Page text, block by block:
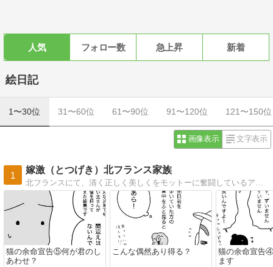
人気 フォロー数 急上昇 新着
絵日記
1〜30位 31〜60位 61〜90位 91〜120位 121〜150位
画像表示 文字表示
1
嫁激（とつげき）北フランス家族
猫の余命宣告⑤何が君のし
あわせ？
こんな偶然あり得る？
猫の余命宣告
ます